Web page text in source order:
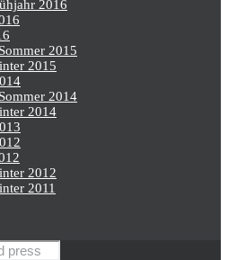
2016
2015
2015
2014
2014
2012
2011